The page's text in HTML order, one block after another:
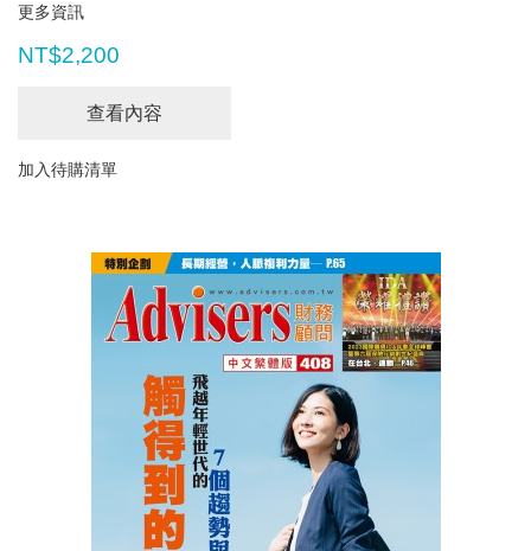
更多資訊
NT$2,200
查看內容
加入待購清單